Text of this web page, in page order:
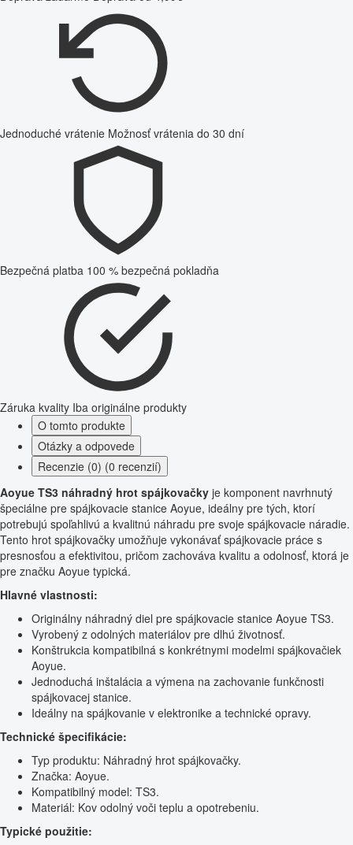
Jednoduché vrátenie Možnosť vrátenia do 30 dní
Bezpečná platba 100 % bezpečná pokladňa
Záruka kvality Iba originálne produkty
O tomto produkte
Otázky a odpovede
Recenzie (0) (0 recenzií)
Aoyue TS3 náhradný hrot spájkovačky je komponent navrhnutý
špeciálne pre spájkovacie stanice Aoyue, ideálny pre tých, ktorí
potrebujú spoľahlivú a kvalitnú náhradu pre svoje spájkovacie náradie.
Tento hrot spájkovačky umožňuje vykonávať spájkovacie práce s
presnosťou a efektivitou, pričom zachováva kvalitu a odolnosť, ktorá je
pre značku Aoyue typická.
Hlavné vlastnosti:
Originálny náhradný diel pre spájkovacie stanice Aoyue TS3.
Vyrobený z odolných materiálov pre dlhú životnosť.
Konštrukcia kompatibilná s konkrétnymi modelmi spájkovačiek
Aoyue.
Jednoduchá inštalácia a výmena na zachovanie funkčnosti
spájkovacej stanice.
Ideálny na spájkovanie v elektronike a technické opravy.
Technické špecifikácie:
Typ produktu: Náhradný hrot spájkovačky.
Značka: Aoyue.
Kompatibilný model: TS3.
Materiál: Kov odolný voči teplu a opotrebeniu.
Typické použitie: